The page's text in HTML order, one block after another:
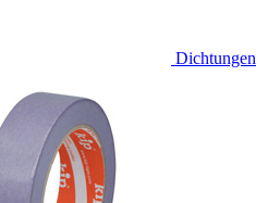
Dichtungen